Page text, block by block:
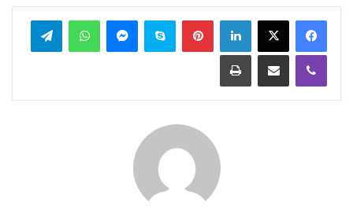
لينكدإن بينتيريستسكايب ماسنجر واتساب تيلقرام
ڤايبر مشاركة عبر البريد طباعة